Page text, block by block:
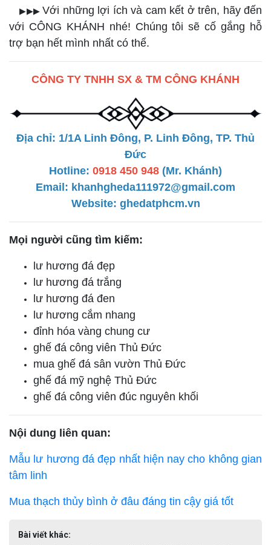
▶▶▶Với những lợi ích và cam kết ở trên, hãy đến
với CÔNG KHÁNH nhé! Chúng tôi sẽ cố gắng hỗ
trợ bạn hết mình nhất có thể.
CÔNG TY TNHH SX & TM CÔNG KHÁNH
Địa chỉ: 1/1A Linh Đông, P. Linh Đông, TP. Thủ
Đức
Hotline: 0918 450 948 (Mr. Khánh)
Email: khanhgheda111972@gmail.com
Website: ghedatphcm.vn
Mọi người cũng tìm kiếm:
lư hương đá đẹp
lư hương đá trắng
lư hương đá đen
lư hương cắm nhang
đỉnh hóa vàng chung cư
ghế đá công viên Thủ Đức
mua ghế đá sân vườn Thủ Đức
ghế đá mỹ nghệ Thủ Đức
ghế đá công viên đúc nguyên khối
Nội dung liên quan:
Mẫu lư hương đá đẹp nhất hiện nay cho không gian
tâm linh
Mua thạch thủy bình ở đâu đáng tin cậy giá tốt
Bài viết khác: